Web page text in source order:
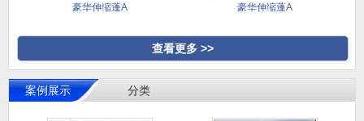
豪华伸缩蓬A 豪华伸缩蓬A
查看更多 >>
案例展示 分类